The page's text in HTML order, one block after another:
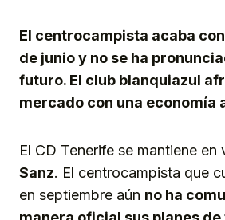
El centrocampista acaba
de junio y no se ha
futuro. El club blanquiazul
mercado con una economía
El CD Tenerife se mantiene en
Sanz. El centrocampista que
en septiembre aún no ha